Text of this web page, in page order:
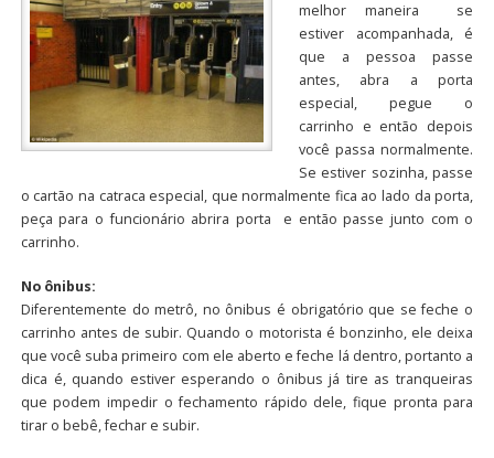
melhor maneira se
estiver acompanhada, é
que a pessoa passe
antes, abra a porta
especial, pegue o
carrinho e então depois
você passa normalmente.
Se estiver sozinha, passe
o cartão na catraca especial, que normalmente fica ao lado da porta,
peça para o funcionário abrira porta e então passe junto com o
carrinho.
No ônibus:
Diferentemente do metrô, no ônibus é obrigatório que se feche o
carrinho antes de subir. Quando o motorista é bonzinho, ele deixa
que você suba primeiro com ele aberto e feche lá dentro, portanto a
dica é, quando estiver esperando o ônibus já tire as tranqueiras
que podem impedir o fechamento rápido dele, fique pronta para
tirar o bebê, fechar e subir.